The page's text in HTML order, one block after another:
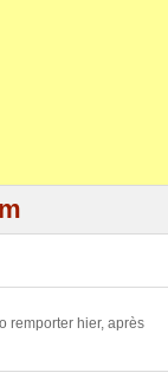
remporter hier, après